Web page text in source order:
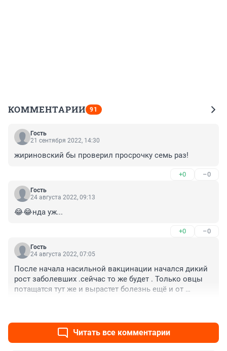
КОММЕНТАРИИ 91
Гость
21 сентября 2022, 14:30
жириновский бы проверил просрочку семь раз!
+0 –0
Гость
24 августа 2022, 09:13
😂😂нда уж...
+0 –0
Гость
24 августа 2022, 07:05
После начала насильной вакцинации начался дикий
рост заболевших .сейчас то же будет . Только овцы
потащатся тут же и вырастет болезнь ещё и от
Читать все комментарии